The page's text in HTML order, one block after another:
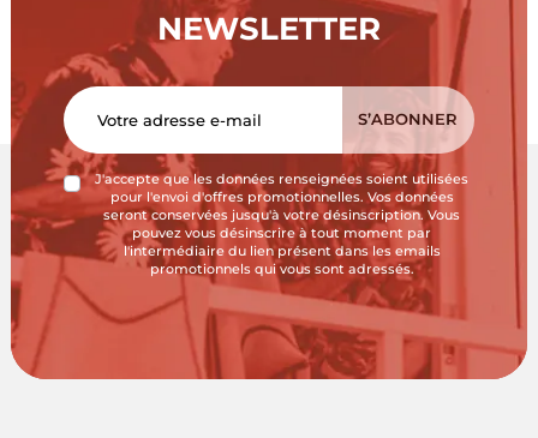
NEWSLETTER
J'accepte que les données renseignées soient utilisées
pour l'envoi d'offres promotionnelles. Vos données
seront conservées jusqu'à votre désinscription. Vous
pouvez vous désinscrire à tout moment par
l'intermédiaire du lien présent dans les emails
promotionnels qui vous sont adressés.